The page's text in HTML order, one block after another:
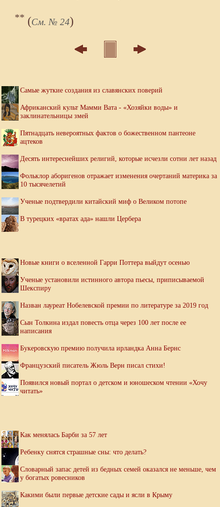
** (См. № 24)
Самые жуткие создания из славянских поверий
Африканский культ Мамми Вата - «Хозяйки воды» и
заклинательницы змей
Пятнадцать невероятных фактов о божественном пантеоне
ацтеков
Десять интереснейших религий, которые исчезли сотни лет назад
Фольклор аборигенов отражает изменения очертаний материка за
10 тысячелетий
Ученые подтвердили китайский миф о Великом потопе
В турецких «вратах ада» нашли Цербера
Новые книги о вселенной Гарри Поттера выйдут осенью
Ученые установили истинного автора пьесы, приписываемой
Шекспиру
Назван лауреат Нобелевской премии по литературе за 2019 год
Сын Толкина издал повесть отца через 100 лет после ее
написания
Букеровскую премию получила ирландка Анна Бернс
Французский писатель Жюль Верн писал стихи!
Появился новый портал о детском и юношеском чтении «Хочу
читать»
Как менялась Барби за 57 лет
Ребенку снятся страшные сны: что делать?
Словарный запас детей из бедных семей оказался не меньше, чем
у богатых ровесников
Какими были первые детские сады и ясли в Крыму